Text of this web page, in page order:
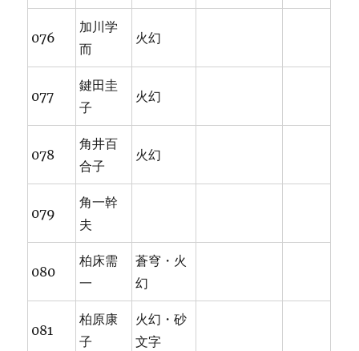
076
加川学
而
火幻
077
鍵田圭
子
火幻
078
角井百
合子
火幻
079
角一幹
夫
080
柏床需
一
蒼穹・火
幻
081
柏原康
子
火幻・砂
文字